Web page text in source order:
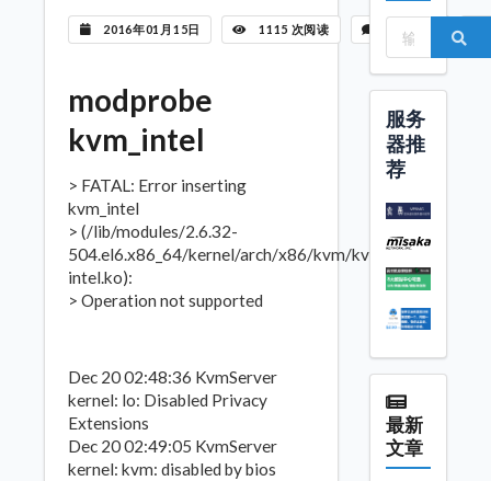
2016年01月15日 1115 次阅读 暂无评论
modprobe
kvm_intel
> FATAL: Error inserting
kvm_intel
> (/lib/modules/2.6.32-
504.el6.x86_64/kernel/arch/x86/kvm/kvm-
intel.ko):
> Operation not supported
Dec 20 02:48:36 KvmServer
kernel: lo: Disabled Privacy
Extensions
Dec 20 02:49:05 KvmServer
kernel: kvm: disabled by bios
服务
器推
荐
最新
文章